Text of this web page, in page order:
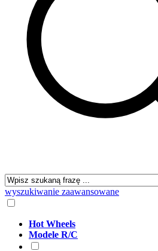
wyszukiwanie zaawansowane
Hot Wheels
Modele R/C